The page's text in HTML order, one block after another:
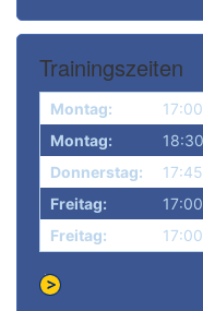
Trainingszeiten
Montag:
Montag:
Donnerstag:
Freitag:
Freitag: